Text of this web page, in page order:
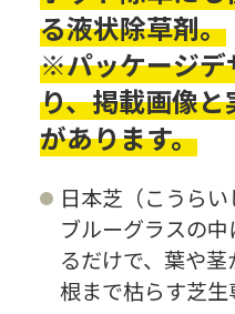
る液状除草剤。
※パッケージデ
り、掲載画像
があります。
日本芝（こうら
ブルーグラスの
るだけで、葉や
根まで枯らす芝生